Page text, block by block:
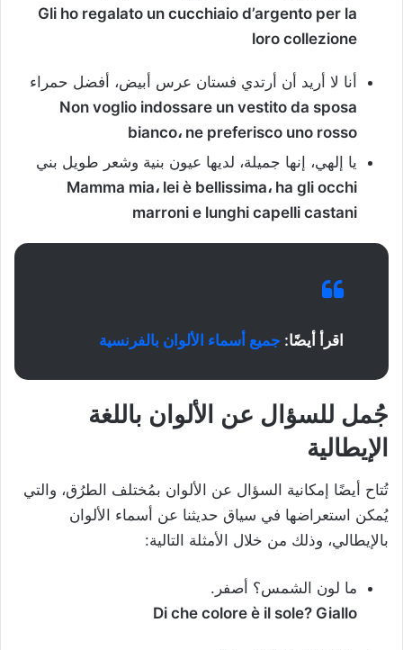
Gli ho regalato un cucchiaio d’argento per la
loro collezione
أنا لا أريد أن أرتدي فستان عرس أبيض، أفضل حمراء
Non voglio indossare un vestito da sposa
bianco، ne preferisco uno rosso
يا إلهي، إنها جميلة، لديها عيون بنية وشعر طويل بني
Mamma mia، lei è bellissima، ha gli occhi
marroni e lunghi capelli castani
اقرأ أيضًا: جميع أسماء الألوان بالفرنسية
جُمل للسؤال عن الألوان باللغة
الإيطالية
تُتاح أيضًا إمكانية السؤال عن الألوان بمُختلف الطرُق، والتي
يُمكن استعراضها في سياق حديثنا عن أسماء الألوان
بالإيطالي، وذلك من خلال الأمثلة التالية:
ما لون الشمس؟ أصفر.
Di che colore è il sole? Giallo